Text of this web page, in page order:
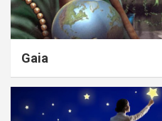
Gaia